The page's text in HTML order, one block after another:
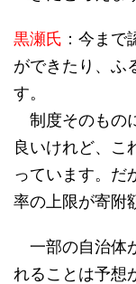
黒瀬氏 ：今ま
ができたり、ふ
す。
制度そのもの
良いけれど、こ
っています。だ
率の上限が寄附
一部の自治体
れることは予想